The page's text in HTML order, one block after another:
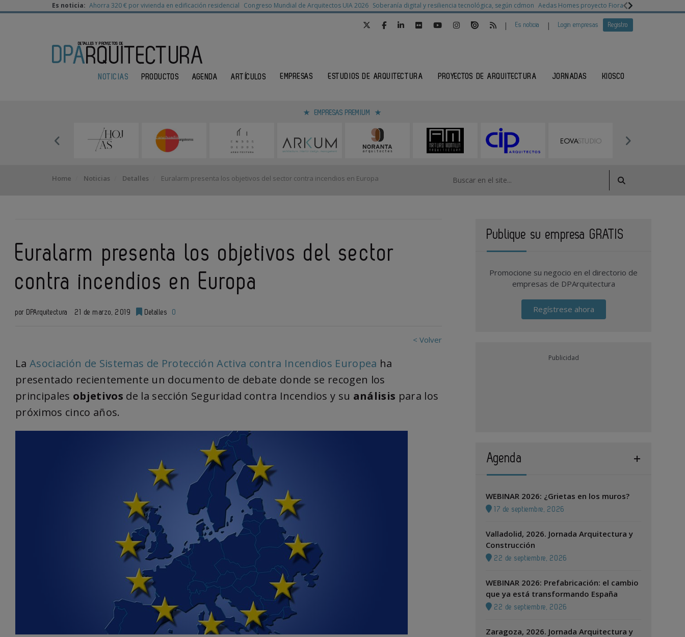
Es noticia: Ahorra 320 € por vivienda en edificación residencial Congreso Mundial de Arquitectos UIA 2026 Soberanía digital y resiliencia tecnológica, según cdmon Aedas Homes proyecto Fiora Ganadores
| Es noticia | Login empresas Registro
NOTICIAS PRODUCTOS AGENDA ARTÍCULOS EMPRESAS ESTUDIOS DE ARQUITECTURA PROYECTOS DE ARQUITECTURA JORNADAS KIOSCO
EMPRESAS PREMIUM
Home Noticias Detalles Euralarm presenta los objetivos del sector contra incendios en Europa
Euralarm presenta los objetivos del sector
contra incendios en Europa
por DPArquitectura 21 de marzo, 2019 Detalles 0
< Volver
La Asociación de Sistemas de Protección Activa contra Incendios Europea ha
presentado recientemente un documento de debate donde se recogen los
principales objetivos de la sección Seguridad contra Incendios y su análisis para los
próximos cinco años.
Publique su empresa GRATIS
Promocione su negocio en el directorio de
empresas de DPArquitectura
Regístrese ahora
Publicidad
Agenda
WEBINAR 2026: ¿Grietas en los muros?
17 de septiembre, 2026
Valladolid, 2026. Jornada Arquitectura y
Construcción
22 de septiembre, 2026
WEBINAR 2026: Prefabricación: el cambio
que ya está transformando España
22 de septiembre, 2026
Zaragoza, 2026. Jornada Arquitectura y